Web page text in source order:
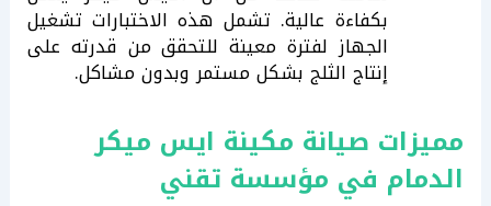
بكفاءة عالية. تشمل هذه الاختبارات تشغيل
الجهاز لفترة معينة للتحقق من قدرته على
إنتاج الثلج بشكل مستمر وبدون مشاكل.
مميزات صيانة مكينة ايس ميكر
الدمام في مؤسسة تقني